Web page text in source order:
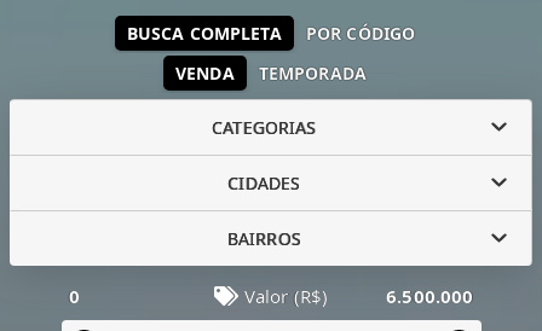
VENDA TEMPORADA
BUSCA COMPLETA POR CÓDIGO
CATEGORIAS
CIDADES
BAIRROS
0 Valor (R$) 6.500.000